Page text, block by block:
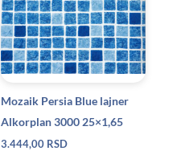
Mozaik Persia Blue lajner
Alkorplan 3000 25×1,65
3.444,00 RSD